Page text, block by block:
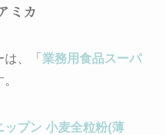
ミカ
、「 業務用食品スーパ
ップン 小麦全粒粉(薄